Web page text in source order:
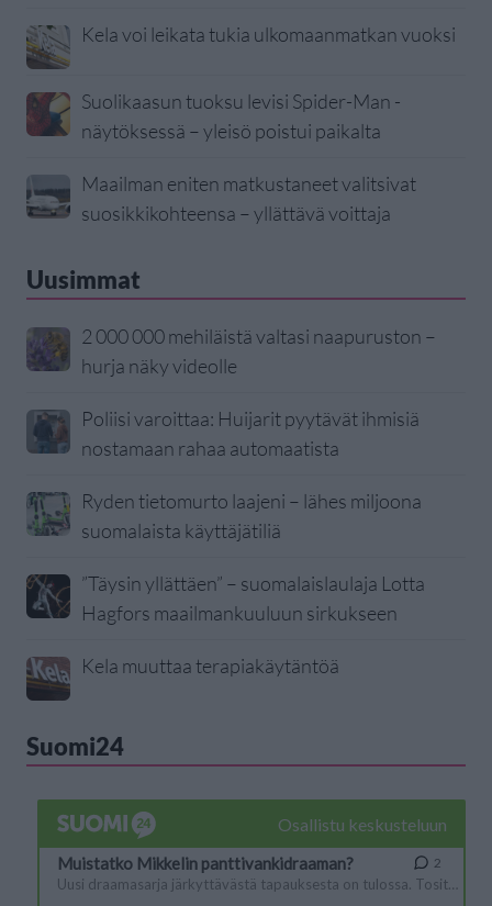
Kela voi leikata tukia ulkomaanmatkan vuoksi
Suolikaasun tuoksu levisi Spider-Man -
näytöksessä – yleisö poistui paikalta
Maailman eniten matkustaneet valitsivat
suosikkikohteensa – yllättävä voittaja
Uusimmat
2 000 000 mehiläistä valtasi naapuruston –
hurja näky videolle
Poliisi varoittaa: Huijarit pyytävät ihmisiä
nostamaan rahaa automaatista
Ryden tietomurto laajeni – lähes miljoona
suomalaista käyttäjätiliä
”Täysin yllättäen” – suomalaislaulaja Lotta
Hagfors maailmankuuluun sirkukseen
Kela muuttaa terapiakäytäntöä
Suomi24